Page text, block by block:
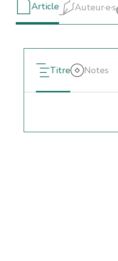
Article Auteur·e·s
Titre Notes